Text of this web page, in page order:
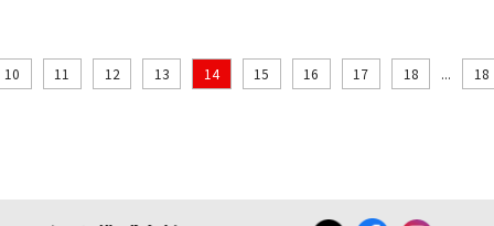
10 11 12 13 14 15 16 17 18 ... 18